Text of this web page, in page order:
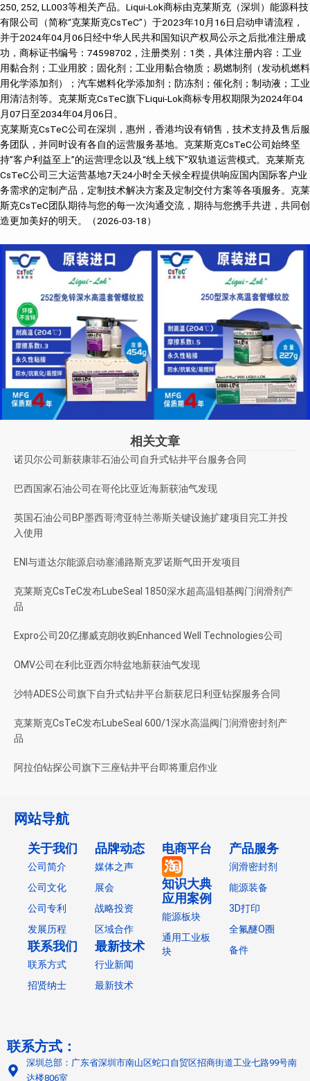
250, 252, LL003等相关产品。Liqui-Lok商标由克莱斯克（深圳）能源科技
有限公司（简称“克莱斯克CsTeC”）于2023年10月16日启动申请流程，
并于2024年04月06日经中华人民共和国知识产权局公示之后批准注册成
功，商标证书编号：74598702，注册类别：1类，具体注册内容：工业
用黏合剂；工业用胶；固化剂；工业用黏合物质；易燃制剂（发动机燃料
用化学添加剂）；汽车燃料化学添加剂；防冻剂；催化剂；制动液；工业
用清洁剂等。克莱斯克CsTeC旗下Liqui-Lok商标专用权期限为2024年04
月07日至2034年04月06日。
克莱斯克CsTeC公司在深圳，惠州，香港均设有销售，技术支持及售后服
务团队，并同时设有各自的运营服务基地。克莱斯克CsTeC公司始终坚
持”客户利益至上”的运营理念以及“线上线下”双轨道运营模式。克莱斯克
CsTeC公司三大运营基地7天24小时全天候全程提供响应国内国际客户业
务需求的定制产品，定制技术解决方案及定制交付方案等各项服务。克莱
斯克CsTeC团队期待与您的每一次沟通交流，期待与您携手共进，共同创
造更加美好的明天。（2026-03-18）
相关文章
诺贝尔公司新获康菲石油公司自升式钻井平台服务合同
巴西国家石油公司在哥伦比亚近海新获油气发现
英国石油公司BP墨西哥湾亚特兰蒂斯关键设施扩建项目完工并投
入使用
ENI与道达尔能源启动塞浦路斯克罗诺斯气田开发项目
克莱斯克CsTeC发布LubeSeal 1850深水超高温钼基阀门润滑剂产
品
Expro公司20亿挪威克朗收购Enhanced Well Technologies公司
OMV公司在利比亚西尔特盆地新获油气发现
沙特ADES公司旗下自升式钻井平台新获尼日利亚钻探服务合同
克莱斯克CsTeC发布LubeSeal 600/1深水高温阀门润滑密封剂产
品
阿拉伯钻探公司旗下三座钻井平台即将重启作业
网站导航
关于我们
公司简介
公司文化
公司专利
发展历程
联系我们
联系方式
招贤纳士
品牌动态
媒体之声
展会
战略投资
区域合作
最新技术
行业新闻
最新技术
电商平台
知识大典
应用案例
能源板块
通用工业板
块
产品服务
润滑密封剂
能源装备
3D打印
全氟醚O圈
备件
联系方式：
深圳总部：广东省深圳市南山区蛇口自贸区招商街道工业七路99号南
达楼806室